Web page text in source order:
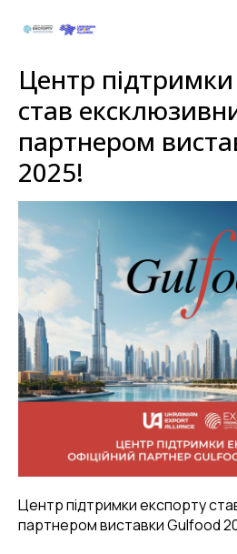
Центр
став
партнером
2025!
Центр підтримки експорту
партнером виставки Gulfood